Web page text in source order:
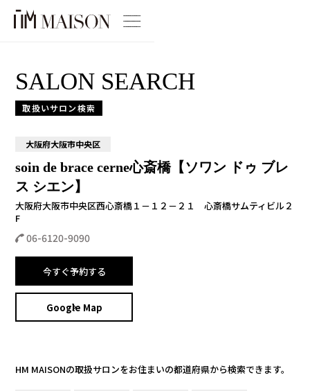
SALON SEARCH
取扱いサロン検索
大阪府大阪市中央区
soin de brace cerne心斎橋【ソワン ドゥ ブレ
ス シエン】
大阪府大阪市中央区西心斎橋１－１２－２１ 心斎橋サムティビル２
F
06-6120-9090
今すぐ予約する
Google Map
HM MAISONの取扱サロンをお住まいの都道府県から検索できます。